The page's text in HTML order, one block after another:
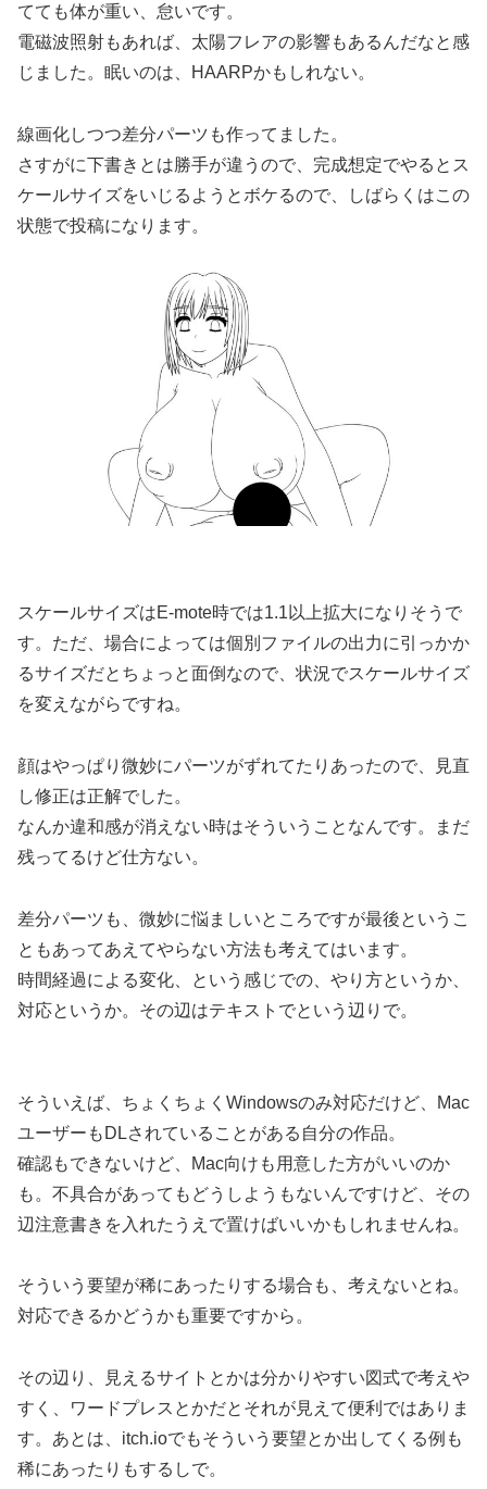
てても体が重い、怠いです。
電磁波照射もあれば、太陽フレアの影響もあるんだなと感
じました。眠いのは、HAARPかもしれない。
線画化しつつ差分パーツも作ってました。
さすがに下書きとは勝手が違うので、完成想定でやるとス
ケールサイズをいじるようとボケるので、しばらくはこの
状態で投稿になります。
スケールサイズはE-mote時では1.1以上拡大になりそうで
す。ただ、場合によっては個別ファイルの出力に引っかか
るサイズだとちょっと面倒なので、状況でスケールサイズ
を変えながらですね。
顔はやっぱり微妙にパーツがずれてたりあったので、見直
し修正は正解でした。
なんか違和感が消えない時はそういうことなんです。まだ
残ってるけど仕方ない。
差分パーツも、微妙に悩ましいところですが最後というこ
ともあってあえてやらない方法も考えてはいます。
時間経過による変化、という感じでの、やり方というか、
対応というか。その辺はテキストでという辺りで。
そういえば、ちょくちょくWindowsのみ対応だけど、Mac
ユーザーもDLされていることがある自分の作品。
確認もできないけど、Mac向けも用意した方がいいのか
も。不具合があってもどうしようもないんですけど、その
辺注意書きを入れたうえで置けばいいかもしれませんね。
そういう要望が稀にあったりする場合も、考えないとね。
対応できるかどうかも重要ですから。
その辺り、見えるサイトとかは分かりやすい図式で考えや
すく、ワードプレスとかだとそれが見えて便利ではありま
す。あとは、itch.ioでもそういう要望とか出してくる例も
稀にあったりもするしで。